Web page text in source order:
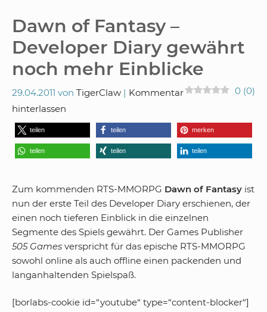
Dawn of Fantasy –
Developer Diary gewährt
noch mehr Einblicke
29.04.2011 von TigerClaw 0 (0)
Kommentar
hinterlassen
teilen teilen merken
teilen teilen teilen
Zum kommenden RTS-MMORPG Dawn of Fantasy ist
nun der erste Teil des Developer Diary erschienen, der
einen noch tieferen Einblick in die einzelnen
Segmente des Spiels gewährt. Der Games Publisher
505 Games verspricht für das epische RTS-MMORPG
sowohl online als auch offline einen packenden und
langanhaltenden Spielspaß.
[borlabs-cookie id=“youtube“ type=“content-blocker“]